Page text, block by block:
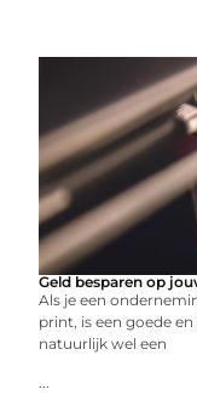
Geld besparen op
Als je een
print, is een goede
natuurlijk wel een
...